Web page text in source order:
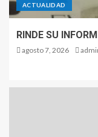
ACTUALIDAD
RINDE SU
agosto 7, 2026